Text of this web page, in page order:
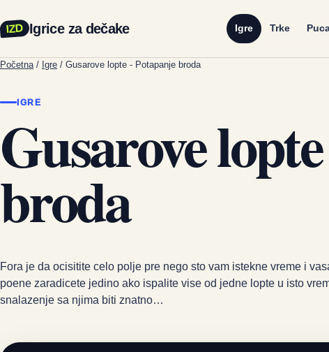
IZD Igrice za dečake Igre Trke
Početna / Igre / Gusarove lopte - Potapanje broda
IGRE
Gusarove
broda
Fora je da ocisitite celo polje pre nego sto vam istekne vreme i
poene zaradicete jedino ako ispalite vise od jedne lopte u isto
snalazenje sa njima biti znatno…